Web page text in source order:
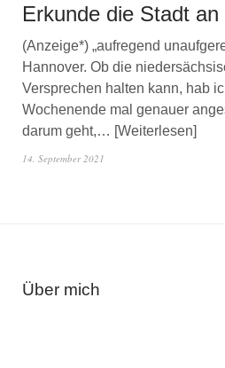
Erkunde die Stadt
(Anzeige*) „aufregend
Hannover. Ob die
Versprechen halten kann, hab
Wochenende mal genauer
darum geht,… Weiterlesen
14. September 2021
Über mich